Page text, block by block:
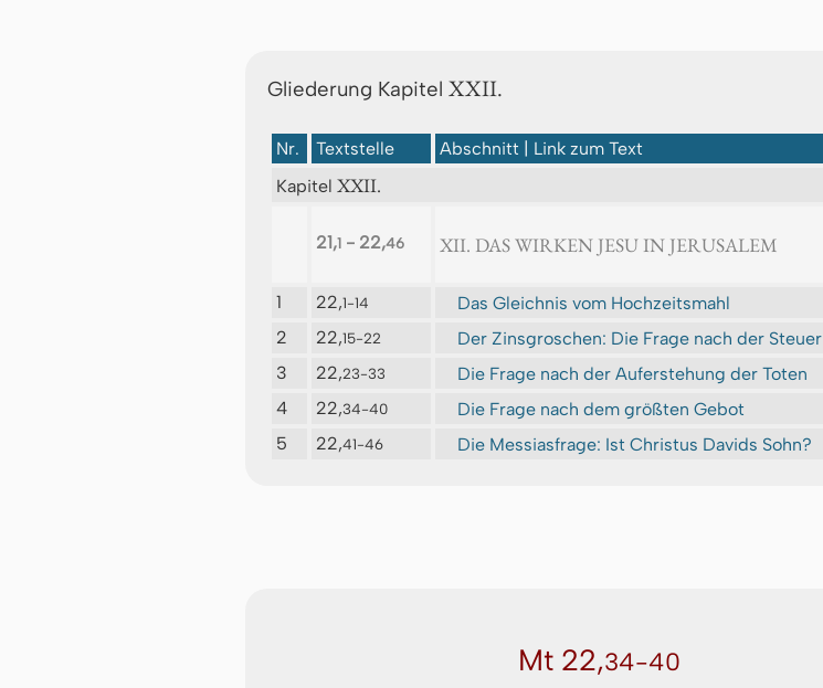
Gliederung Kapitel XXII.
Nr. Textstelle
Abschnitt | Link zum Text
Kapitel XXII.
21,1 - 22,46 XII. DAS WIRKEN JESU IN JERUSALEM
1 22,1-14
Das Gleichnis vom Hochzeitsmahl
2
22,15-22
Der Zinsgroschen: Die Frage nach der Steuer
3
22,23-33
Die Frage nach der Auferstehung der Toten
4
22,34-40
Die Frage nach dem größten Gebot
5
22,41-46 Die Messiasfrage: Ist Christus Davids Sohn?
Mt 22,34-40